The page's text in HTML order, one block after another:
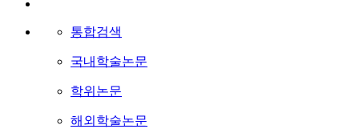
통합검색
국내학술논문
학위논문
해외학술논문